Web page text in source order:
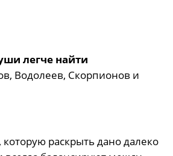
легче найти
Водолеев, Скорпионов и
которую раскрыть дано далеко